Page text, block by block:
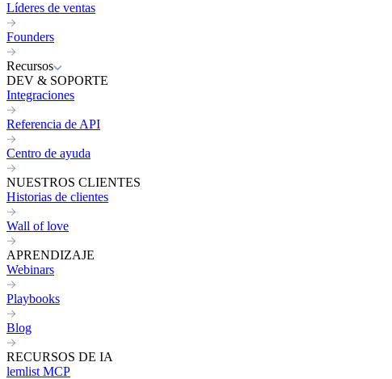
Líderes de ventas
Founders
Recursos
DEV & SOPORTE
Integraciones
Referencia de API
Centro de ayuda
NUESTROS CLIENTES
Historias de clientes
Wall of love
APRENDIZAJE
Webinars
Playbooks
Blog
RECURSOS DE IA
lemlist MCP